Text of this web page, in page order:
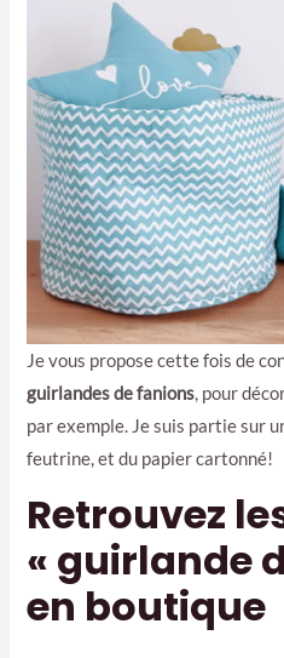
Je vous propose cette fois de
guirlandes de fanions, pour
par exemple. Je suis partie sur
feutrine, et du papier cartonné!
Retrouvez
« guirlande
en boutique